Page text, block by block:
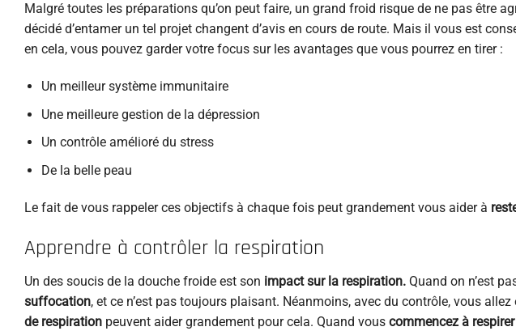
Malgré toutes les préparations qu’on peut faire, un grand froid risque de ne pas être
décidé d’entamer un tel projet changent d’avis en cours de route. Mais il vous est
en cela, vous pouvez garder votre focus sur les avantages que vous pourrez en tirer :
Un meilleur système immunitaire
Une meilleure gestion de la dépression
Un contrôle amélioré du stress
De la belle peau
Le fait de vous rappeler ces objectifs à chaque fois peut grandement vous aider à
Apprendre à contrôler la respiration
Un des soucis de la douche froide est son impact sur la respiration. Quand on n’est
suffocation, et ce n’est pas toujours plaisant. Néanmoins, avec du contrôle, vous allez
de respiration peuvent aider grandement pour cela. Quand vous commencez à